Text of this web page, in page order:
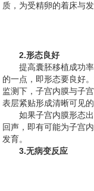
质，为受精卵的着床与
2.形态良好
提高囊胚移植成功
的一点，即形态要良好
监测下，子宫内膜与子
表层紧贴形成清晰可见的
如果子宫内膜形态
回声，即有可能为子宫
发育。
3.无病变反应